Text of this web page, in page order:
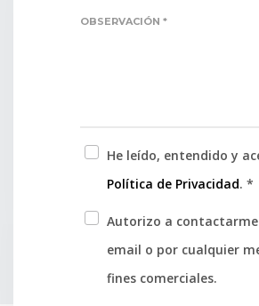
OBSERVACIÓN *
He leído, entendido y
Política de Privacidad. *
Autorizo a
email o por cualquier
fines comerciales.